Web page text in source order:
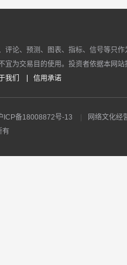
评论、预测、图表、指标、信号等只
宜为交易目的使用。投资者依据本网
我们 信用承诺
ICP备18008872号-13
网络文化经
有